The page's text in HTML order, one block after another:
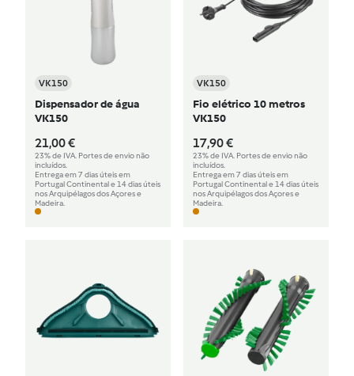
VK150
Dispensador de água
VK150
21,00 €
23% de IVA. Portes de envio não
incluídos.
Entrega em 7 dias úteis em
Portugal Continental e 14 dias úteis
nos Arquipélagos dos Açores e
Madeira.
VK150
Fio elétrico 10 metros
VK150
17,90 €
23% de IVA. Portes de envio não
incluídos.
Entrega em 7 dias úteis em
Portugal Continental e 14 dias úteis
nos Arquipélagos dos Açores e
Madeira.